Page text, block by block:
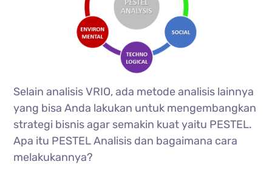
Selain analisis VRIO, ada metode analisis lainnya
yang bisa Anda lakukan untuk mengembangkan
strategi bisnis agar semakin kuat yaitu PESTEL.
Apa itu PESTEL Analisis dan bagaimana cara
melakukannya?